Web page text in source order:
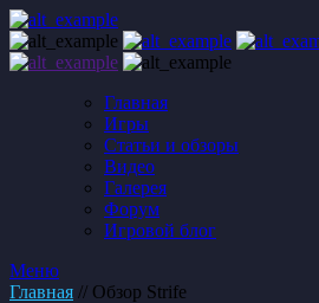
Главная
Игры
Статьи и обзоры
Видео
Галерея
Форум
Игровой блог
Меню
Главная // Обзор Strife